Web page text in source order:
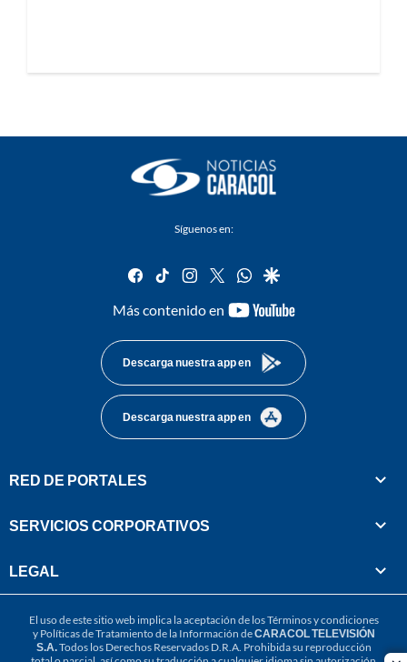
Síguenos en:
facebook
tiktok instagram
twitterwhatsapp
google
Más contenido en
youtube-
Descarga nuestra app en
Descarga nuestra app en
RED DE PORTALES
SERVICIOS CORPORATIVOS
LEGAL
El uso de este sitio web implica la aceptación de losTérminos y condiciones
y Políticas de Tratamiento de la Información deCARACOL TELEVISIÓN
S.A.Todos los Derechos Reservados D.R.A. Prohibida su reproducción